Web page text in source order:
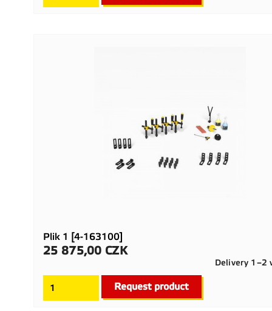
Plik 1 [4-163100]
Cena
25 875,00 CZK
Delivery 1–2
Request product